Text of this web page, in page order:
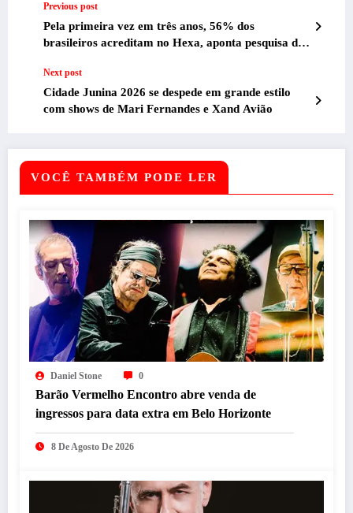
Previous post
Pela primeira vez em três anos, 56% dos
brasileiros acreditam no Hexa, aponta pesquisa de
Next post
Cidade Junina 2026 se despede em grande estilo
com shows de Mari Fernandes e Xand Avião
VOCÊ TAMBÉM PODE LER
Daniel Stone 0
Barão Vermelho Encontro abre venda de
ingressos para data extra em Belo Horizonte
8 De Agosto De 2026